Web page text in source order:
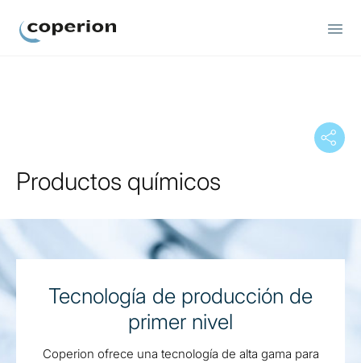
Productos químicos
Tecnología de producción de
primer nivel
Coperion ofrece una tecnología de alta gama para